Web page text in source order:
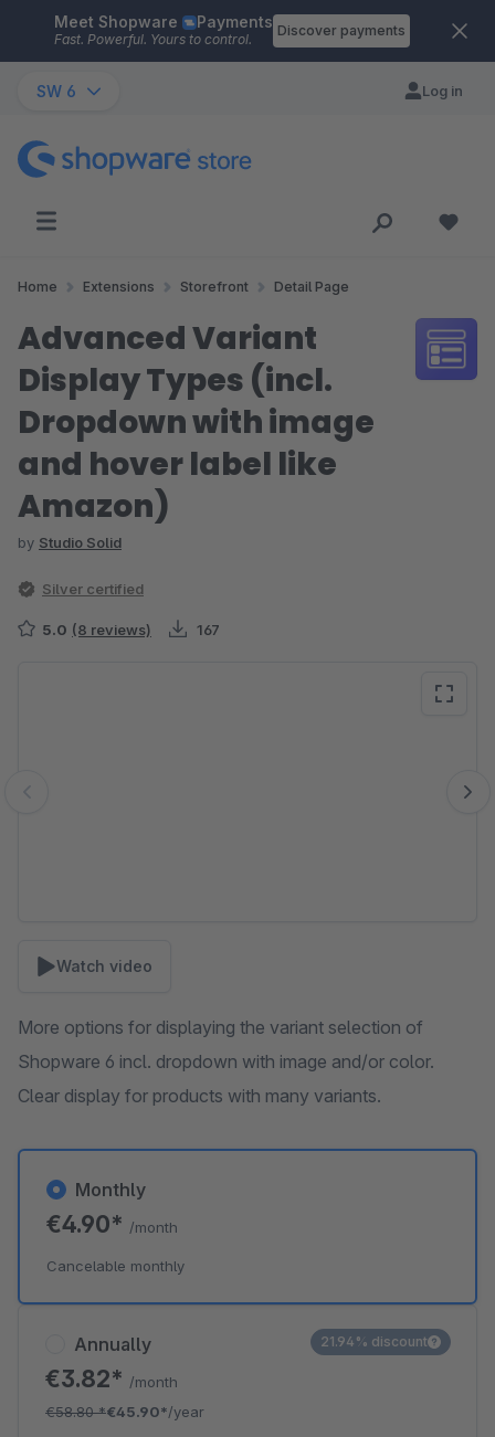
Skip to main content
Meet Shopware Payments
Fast. Powerful. Yours to control.
Discover payments
SW 6 Log in
Home Extensions Storefront Detail Page
Advanced Variant
Display Types (incl.
Dropdown with image
and hover label like
Amazon)
by Studio Solid
Silver certified
5.0 (8 reviews) 167
Watch video
More options for displaying the variant selection of
Shopware 6 incl. dropdown with image and/or color.
Clear display for products with many variants.
Annually
€3.82* /month
€58.80*€45.90*/year
21.94% discount
Monthly
€4.90* /month
Cancelable monthly